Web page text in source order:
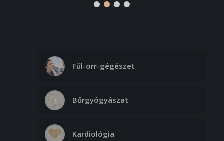
Fül-orr-gégészet
Bőrgyógyászat
Kardiológia